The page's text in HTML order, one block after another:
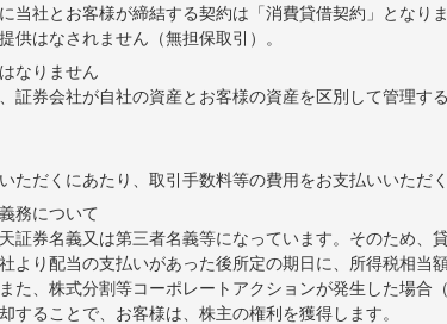
当社とお客様が締結する契約は「消費貸借契約」となり
供はなされません（無担保取引）。
なりません
証券会社が自社の資産とお客様の資産を区別して管理す
ただくにあたり、取引手数料等の費用をお支払いいただ
務について
証券名義又は第三者名義等になっています。そのため、
より配当の支払いがあった後所定の期日に、所得税相当
た、株式分割等コーポレートアクションが発生した場合
することで、お客様は、株主の権利を獲得します。